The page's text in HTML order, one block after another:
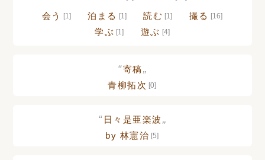
会う [1] 泊まる [1] 読む [1] 撮る [16]
学ぶ [1] 遊ぶ [4]
“寄稿„
青柳拓次 [0]
“ 日々是亜楽波 „
by 林憲治 [5]